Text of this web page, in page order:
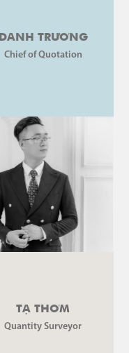
DANH TRƯƠNG
Chief of Quotation
TẠ THƠM
Quantity Surveyor